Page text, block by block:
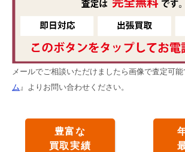
メールでご相談いただけましたら画像で査定可能
ム 』よりお問い合わせください。
豊富な
買取実績